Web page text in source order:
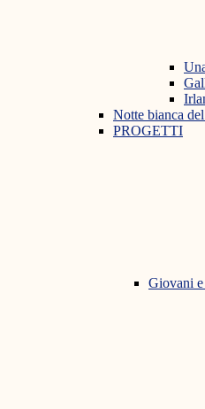
Notte bianca
PROGETTI
Giovani